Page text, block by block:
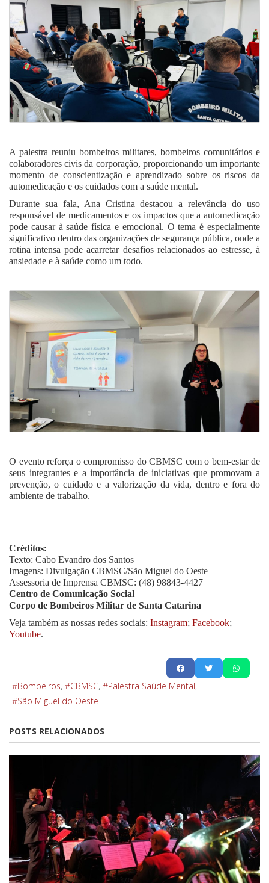
A palestra reuniu bombeiros militares, bombeiros comunitários e
colaboradores civis da corporação, proporcionando um importante
momento de conscientização e aprendizado sobre os riscos da
automedicação e os cuidados com a saúde mental.
Durante sua fala, Ana Cristina destacou a relevância do uso
responsável de medicamentos e os impactos que a automedicação
pode causar à saúde física e emocional. O tema é especialmente
significativo dentro das organizações de segurança pública, onde a
rotina intensa pode acarretar desafios relacionados ao estresse, à
ansiedade e à saúde como um todo.
O evento reforça o compromisso do CBMSC com o bem-estar de
seus integrantes e a importância de iniciativas que promovam a
prevenção, o cuidado e a valorização da vida, dentro e fora do
ambiente de trabalho.
Créditos:
Texto: Cabo Evandro dos Santos
Imagens: Divulgação CBMSC/São Miguel do Oeste
Assessoria de Imprensa CBMSC: (48) 98843-4427
Centro de Comunicação Social
Corpo de Bombeiros Militar de Santa Catarina
Veja também as nossas redes sociais: Instagram; Facebook;
Youtube.
Bombeiros CBMSC
Palestra Saúde Mental
São Miguel do Oeste
POSTS RELACIONADOS